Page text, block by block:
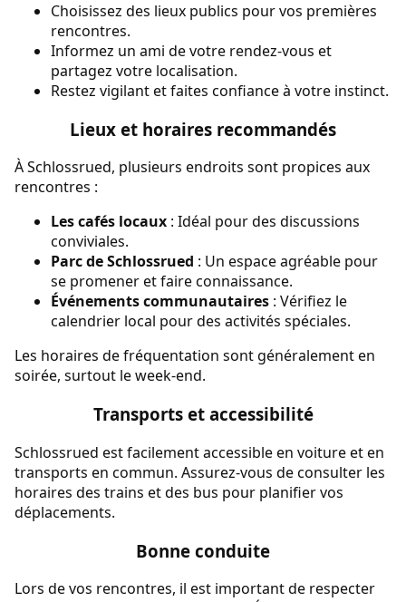
Choisissez des lieux publics pour vos premières
rencontres.
Informez un ami de votre rendez-vous et
partagez votre localisation.
Restez vigilant et faites confiance à votre instinct.
Lieux et horaires recommandés
À Schlossrued, plusieurs endroits sont propices aux
rencontres :
Les cafés locaux : Idéal pour des discussions
conviviales.
Parc de Schlossrued : Un espace agréable pour
se promener et faire connaissance.
Événements communautaires : Vérifiez le
calendrier local pour des activités spéciales.
Les horaires de fréquentation sont généralement en
soirée, surtout le week-end.
Transports et accessibilité
Schlossrued est facilement accessible en voiture et en
transports en commun. Assurez-vous de consulter les
horaires des trains et des bus pour planifier vos
déplacements.
Bonne conduite
Lors de vos rencontres, il est important de respecter